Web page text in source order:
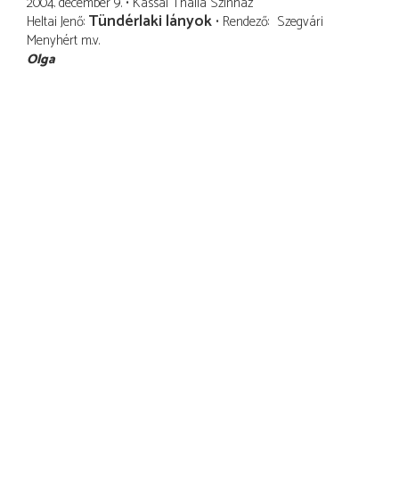
Heltai Jenő Tündérlaki lányok Rendező Szegvári
Menyhért m.v.
Olga